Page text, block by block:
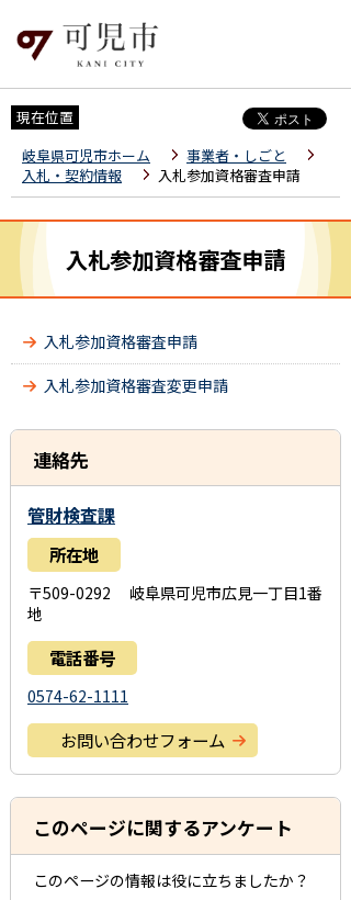
現在位置
岐阜県可児市ホーム
事業者・しごと
入札・契約情報
入札参加資格審査申請
入札参加資格審査申請
入札参加資格審査申請
入札参加資格審査変更申請
連絡先
管財検査課
所在地
〒509-0292 岐阜県可児市広見一丁目1番
地
電話番号
0574-62-1111
お問い合わせフォーム
このページに関するアンケート
このページの情報は役に立ちましたか？